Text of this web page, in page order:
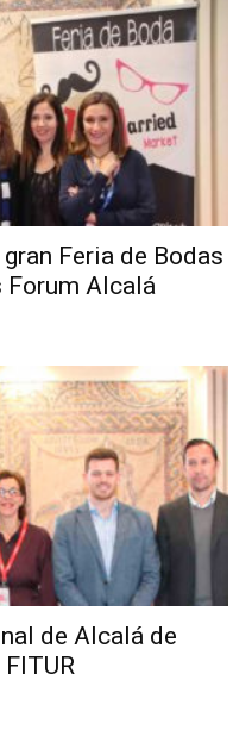
Feria de Bodas
Forum Alcalá
de Alcalá de